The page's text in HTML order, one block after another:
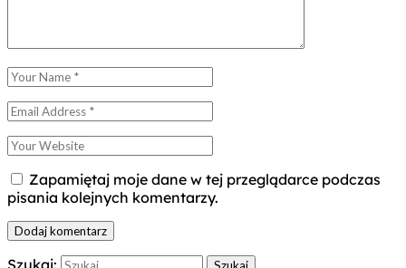
Zapamiętaj moje dane w tej przeglądarce podczas
pisania kolejnych komentarzy.
Szukaj: